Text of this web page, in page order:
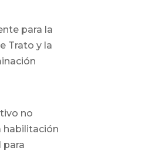
para la
Trato y la
no
habilitación
para